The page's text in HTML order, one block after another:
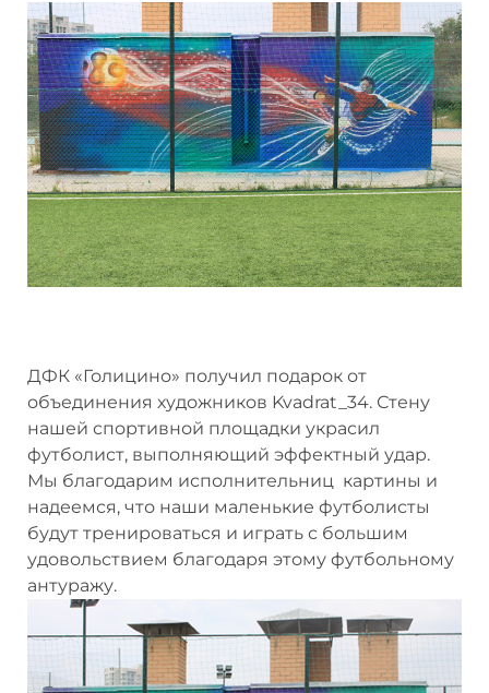
ДФК «Голицино» получил подарок от
объединения художников Kvadrat_34. Стену
нашей спортивной площадки украсил
футболист, выполняющий эффектный удар.
Мы благодарим исполнительниц картины и
надеемся, что наши маленькие футболисты
будут тренироваться и играть с большим
удовольствием благодаря этому футбольному
антуражу.